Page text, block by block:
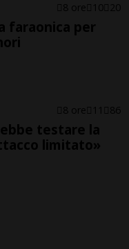
8 ore 10 20
faraonica per
8 ore 11 86
testare la
limitato»